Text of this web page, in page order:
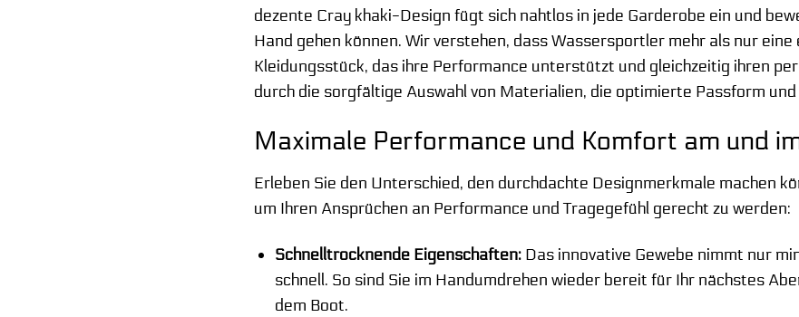
dezente Cray khaki-Design fügt sich nahtlos in jede Garderobe ein und
Hand gehen können. Wir verstehen, dass Wassersportler mehr als nur
Kleidungsstück, das ihre Performance unterstützt und gleichzeitig ihren
durch die sorgfältige Auswahl von Materialien, die optimierte Passform
Maximale Performance und Komfort am und
Erleben Sie den Unterschied, den durchdachte Designmerkmale machen
um Ihren Ansprüchen an Performance und Tragegefühl gerecht zu werden:
Schnelltrocknende Eigenschaften: Das innovative Gewebe nimmt nur
schnell. So sind Sie im Handumdrehen wieder bereit für Ihr nächstes
dem Boot.